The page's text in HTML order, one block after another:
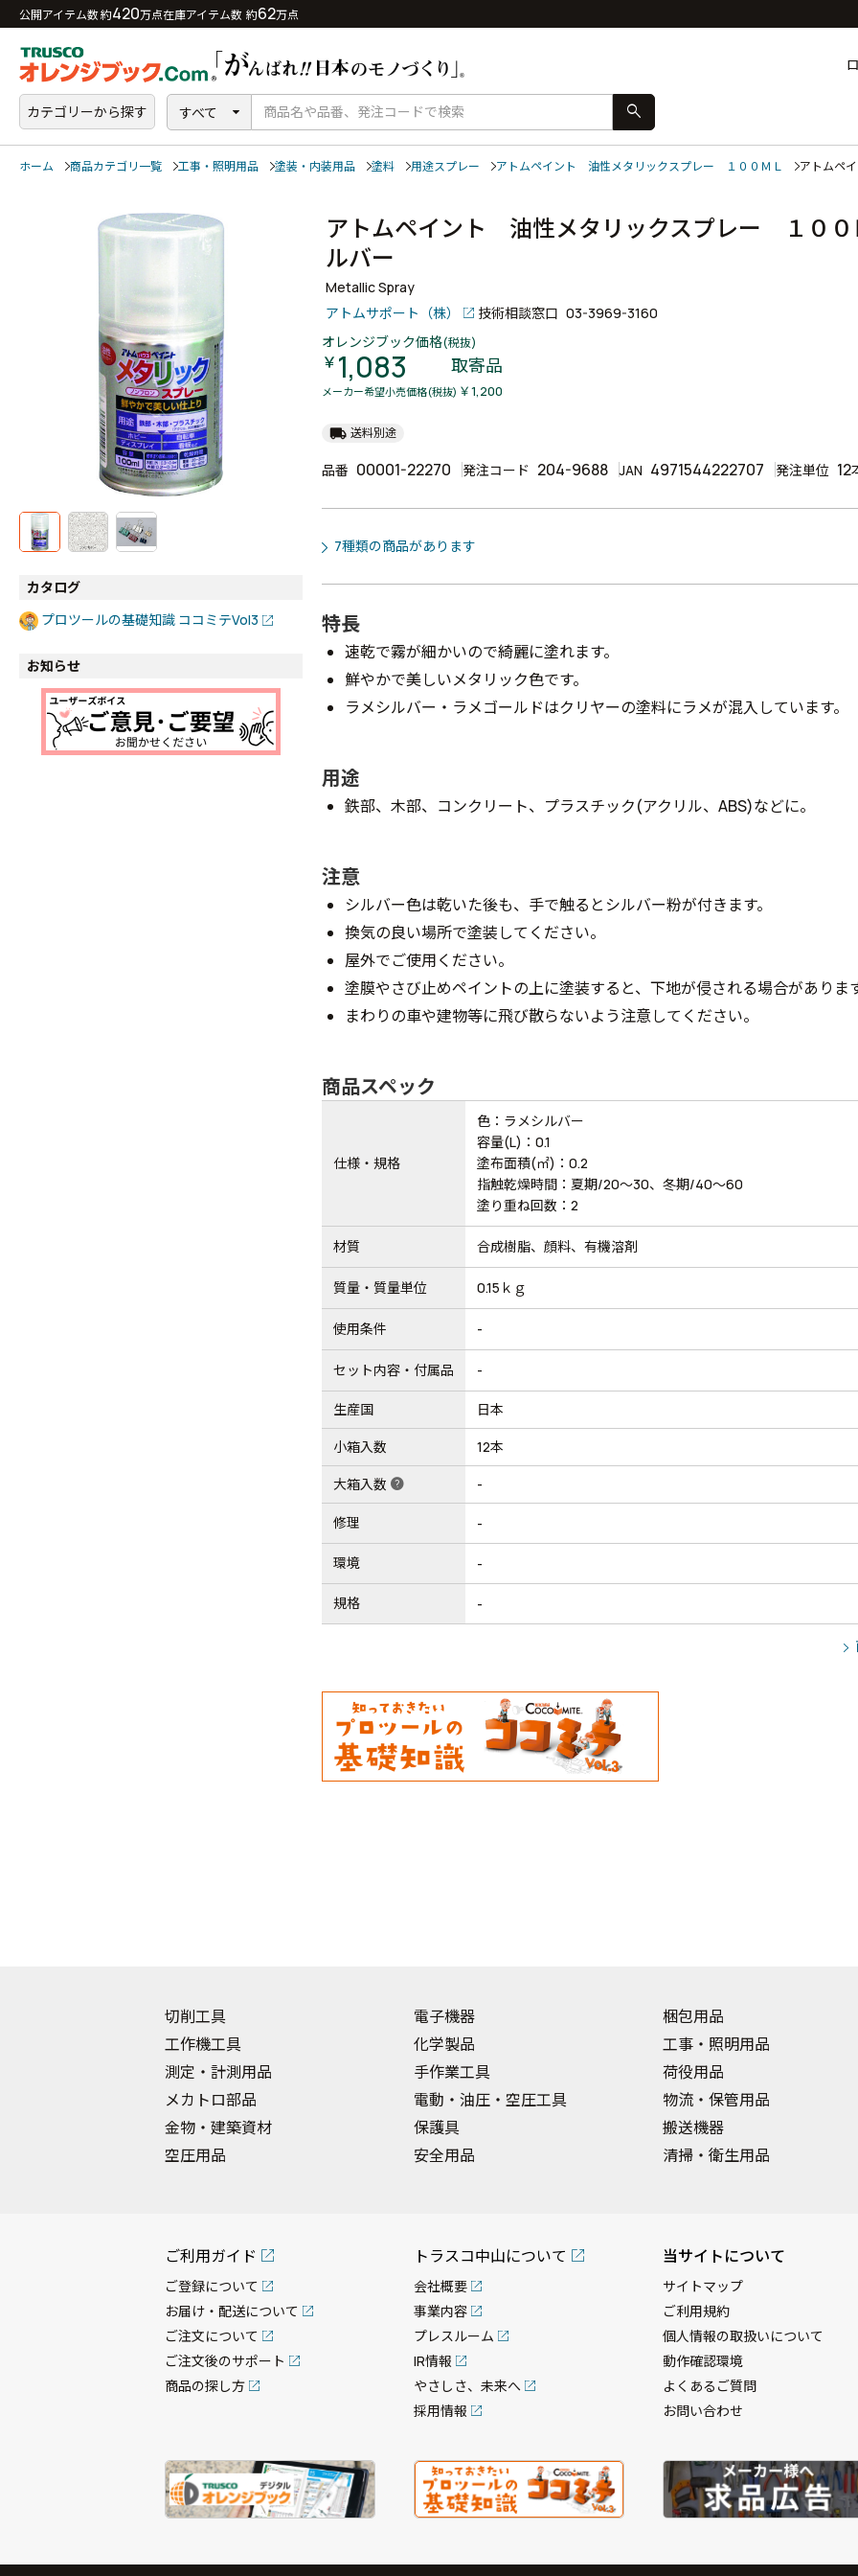
公開アイテム数 約420万点在庫アイテム数 約62万点
カテゴリーから探す すべて search
ホーム 商品カテゴリ一覧 工事・照明用品 塗装・内装用品 塗料 用途スプレー アトムペイント 油性メタリックスプレー １００ＭＬ アトムペ
カタログ
プロツールの基礎知識 ココミテVol3
お知らせ
アトムペイント 油性メタリックスプレー １０
ルバー
Metallic Spray
アトムサポート（株）
技術相談窓口 03-3969-3160
オレンジブック価格(税抜)
￥ 1,083 取寄品
メーカー希望小売価格(税抜) ￥1,200
local_shipping 送料別途
品番 00001-22270 発注コード 204-9688 JAN 4971544222707 発注単位 12
7種類の商品があります
特長
速乾で霧が細かいので綺麗に塗れます。
鮮やかで美しいメタリック色です。
ラメシルバー・ラメゴールドはクリヤーの塗料にラメが混入しています。
用途
鉄部、木部、コンクリート、プラスチック(アクリル、ABS)などに。
注意
シルバー色は乾いた後も、手で触るとシルバー粉が付きます。
換気の良い場所で塗装してください。
屋外でご使用ください。
塗膜やさび止めペイントの上に塗装すると、下地が侵される場合がありま
まわりの車や建物等に飛び散らないよう注意してください。
商品スペック
仕様・規格
色：ラメシルバー
容量(L)：0.1
塗布面積(㎡)：0.2
指触乾燥時間：夏期/20～30、冬期/40～60
塗り重ね回数：2
材質 合成樹脂、顔料、有機溶剤
質量・質量単位 0.15ｋｇ
使用条件 -
セット内容・付属品 -
生産国 日本
小箱入数 12本
大箱入数 help -
修理 -
環境 -
規格 -
切削工具
工作機工具
測定・計測用品
メカトロ部品
金物・建築資材
空圧用品
電子機器
化学製品
手作業工具
電動・油圧・空圧工具
保護具
安全用品
梱包用品
工事・照明用品
荷役用品
物流・保管用品
搬送機器
清掃・衛生用品
ご利用ガイド
ご登録について
お届け・配送について
ご注文について
ご注文後のサポート
商品の探し方
トラスコ中山について
会社概要
事業内容
プレスルーム
IR情報
やさしさ、未来へ
採用情報
当サイトについて
サイトマップ
ご利用規約
個人情報の取扱いについて
動作確認環境
よくあるご質問
お問い合わせ